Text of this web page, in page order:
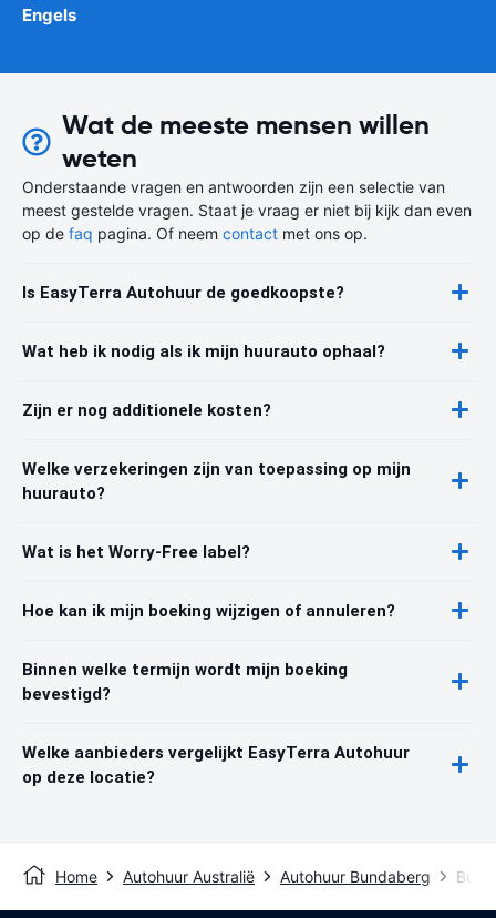
Engels
Wat de meeste mensen willen
weten
Onderstaande vragen en antwoorden zijn een selectie van
meest gestelde vragen. Staat je vraag er niet bij kijk dan even
op de faq pagina. Of neem contact met ons op.
Is EasyTerra Autohuur de goedkoopste?
Wat heb ik nodig als ik mijn huurauto ophaal?
Zijn er nog additionele kosten?
Welke verzekeringen zijn van toepassing op mijn
huurauto?
Wat is het Worry-Free label?
Hoe kan ik mijn boeking wijzigen of annuleren?
Binnen welke termijn wordt mijn boeking
bevestigd?
Welke aanbieders vergelijkt EasyTerra Autohuur
op deze locatie?
Home Autohuur Australië Autohuur Bundaberg